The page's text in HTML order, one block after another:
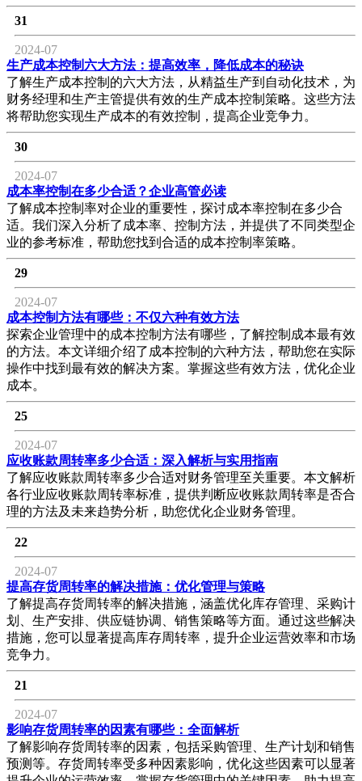
31
2024-07
生产成本控制六大方法：提高效率，降低成本的秘诀
了解生产成本控制的六大方法，从精益生产到自动化技术，为
财务经理和生产主管提供有效的生产成本控制策略。这些方法
将帮助您实现生产成本的有效控制，提高企业竞争力。
30
2024-07
成本率控制在多少合适？企业高管必读
了解成本控制率对企业的重要性，探讨成本率控制在多少合
适。我们深入分析了成本率、控制方法，并提供了不同类型企
业的参考标准，帮助您找到合适的成本控制率策略。
29
2024-07
成本控制方法有哪些：不仅六种有效方法
探索企业管理中的成本控制方法有哪些，了解控制成本最有效
的方法。本文详细介绍了成本控制的六种方法，帮助您在实际
操作中找到最有效的解决方案。掌握这些有效方法，优化企业
成本。
25
2024-07
应收账款周转率多少合适：深入解析与实用指南
了解应收账款周转率多少合适对财务管理至关重要。本文解析
各行业应收账款周转率标准，提供判断应收账款周转率是否合
理的方法及未来趋势分析，助您优化企业财务管理。
22
2024-07
提高存货周转率的解决措施：优化管理与策略
了解提高存货周转率的解决措施，涵盖优化库存管理、采购计
划、生产安排、供应链协调、销售策略等方面。通过这些解决
措施，您可以显著提高库存周转率，提升企业运营效率和市场
竞争力。
21
2024-07
影响存货周转率的因素有哪些：全面解析
了解影响存货周转率的因素，包括采购管理、生产计划和销售
预测等。存货周转率受多种因素影响，优化这些因素可以显著